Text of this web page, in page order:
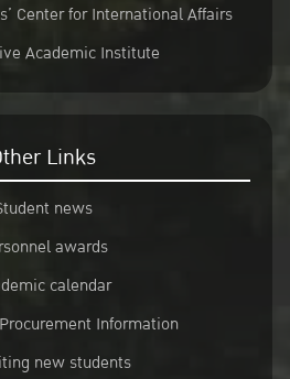
Center for International Affairs
Academic Institute
Links
news
awards
calendar
Information
new students